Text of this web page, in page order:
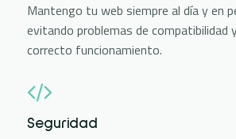
Mantengo tu web siempre al día y en
evitando problemas de compatibilidad
correcto funcionamiento.
Seguridad